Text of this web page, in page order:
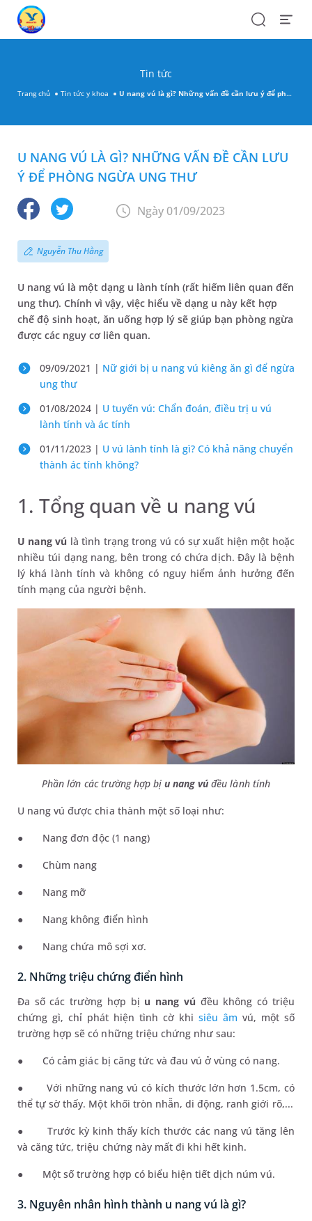
SearchOpen
Tin tức
Trang chủ Tin tức y khoa U nang vú là gì? Những vấn đề cần lưu ý để phòng ngừa ung thư
U NANG VÚ LÀ GÌ? NHỮNG VẤN ĐỀ CẦN LƯU
Ý ĐỂ PHÒNG NGỪA UNG THƯ
Ngày 01/09/2023
Nguyễn Thu Hằng
U nang vú là một dạng u lành tính (rất hiếm liên quan đến
ung thư). Chính vì vậy, việc hiểu về dạng u này kết hợp
chế độ sinh hoạt, ăn uống hợp lý sẽ giúp bạn phòng ngừa
được các nguy cơ liên quan.
09/09/2021 | Nữ giới bị u nang vú kiêng ăn gì để ngừa
ung thư
01/08/2024 | U tuyến vú: Chẩn đoán, điều trị u vú
lành tính và ác tính
01/11/2023 | U vú lành tính là gì? Có khả năng chuyển
thành ác tính không?
1. Tổng quan về u nang vú
U nang vú là tình trạng trong vú có sự xuất hiện một hoặc
nhiều túi dạng nang, bên trong có chứa dịch. Đây là bệnh
lý khá lành tính và không có nguy hiểm ảnh hưởng đến
tính mạng của người bệnh.
Phần lớn các trường hợp bịu nang vú đều lành tính
U nang vú được chia thành một số loại như:
● Nang đơn độc (1 nang)
● Chùm nang
● Nang mỡ
● Nang không điển hình
● Nang chứa mô sợi xơ.
2. Những triệu chứng điển hình
Đa số các trường hợp bị u nang vú đều không có triệu
chứng gì, chỉ phát hiện tình cờ khi siêu âm vú, một số
trường hợp sẽ có những triệu chứng như sau:
● Có cảm giác bị căng tức và đau vú ở vùng có nang.
●
Với những nang vú có kích thước lớn hơn 1.5cm, có
thể tự sờ thấy. Một khối tròn nhẵn, di động, ranh giới rõ,...
●
Trước kỳ kinh thấy kích thước các nang vú tăng lên
và căng tức, triệu chứng này mất đi khi hết kinh.
● Một số trường hợp có biểu hiện tiết dịch núm vú.
3. Nguyên nhân hình thành u nang vú là gì?